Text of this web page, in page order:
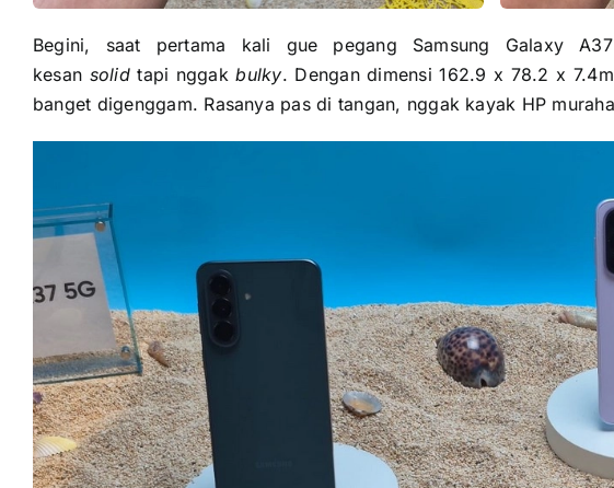
Begini, saat pertama kali gue pegang Samsung Galaxy
kesan solidtapi nggakbulky. Dengan dimensi 162.9 x 78.2 x
banget digenggam. Rasanya pas di tangan, nggak kayak HP